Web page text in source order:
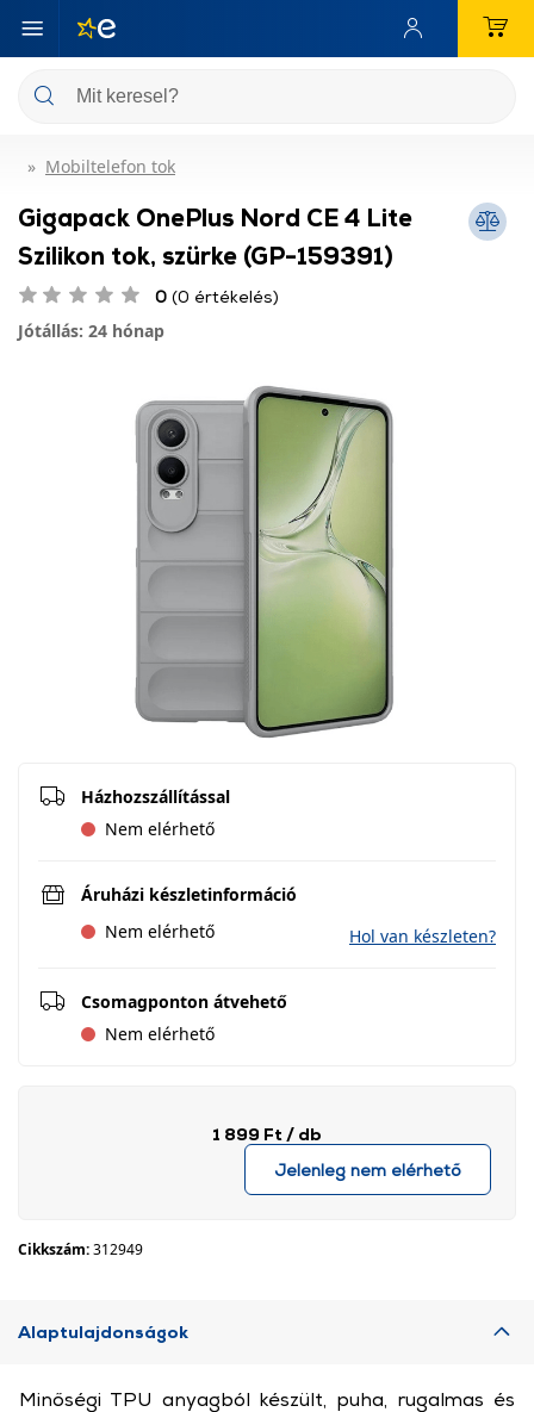
Mobiltelefon tok
Gigapack OnePlus Nord CE 4 Lite
Szilikon tok, szürke (GP-159391)
0 (0 értékelés)
Jótállás: 24 hónap
Házhozszállítással
Nem elérhető
Áruházi készletinformáció
Nem elérhető
Hol van készleten?
Csomagponton átvehető
Nem elérhető
1 899 Ft / db
Jelenleg nem elérhető
Cikkszám:312949
Alaptulajdonságok
Minőségi TPU anyagból készült, puha, rugalmas és